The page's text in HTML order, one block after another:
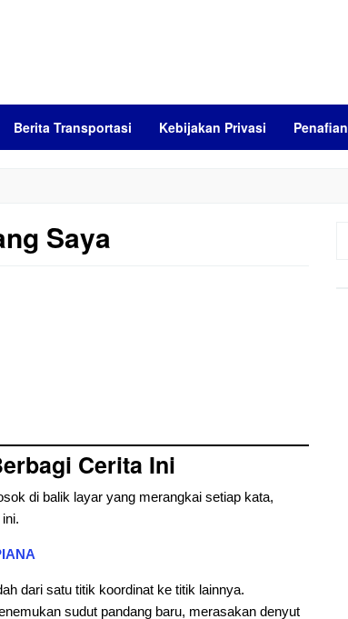
Berita Transportasi Kebijakan Privasi Penafian
Saya
Cerita Ini
di balik layar yang merangkai setiap kata,
dari satu titik koordinat ke titik lainnya.
sudut pandang baru, merasakan denyut